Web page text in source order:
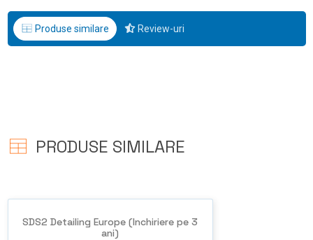
Produse similare Review-uri
PRODUSE SIMILARE
SDS2 Detailing Europe (Inchiriere pe 3
ani)